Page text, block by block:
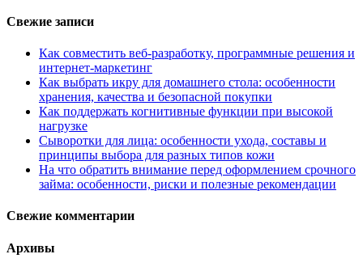
Свежие записи
Как совместить веб-разработку, программные решения и
интернет-маркетинг
Как выбрать икру для домашнего стола: особенности
хранения, качества и безопасной покупки
Как поддержать когнитивные функции при высокой
нагрузке
Сыворотки для лица: особенности ухода, составы и
принципы выбора для разных типов кожи
На что обратить внимание перед оформлением срочного
займа: особенности, риски и полезные рекомендации
Свежие комментарии
Архивы